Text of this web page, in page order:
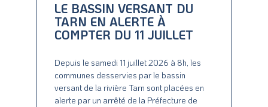
LE BASSIN VERSANT DU
TARN EN ALERTE À
COMPTER DU 11 JUILLET
Depuis le samedi 11 juillet 2026 à 8h, les
communes desservies par le bassin
versant de la rivière Tarn sont placées en
alerte par un arrêté de la Préfecture de